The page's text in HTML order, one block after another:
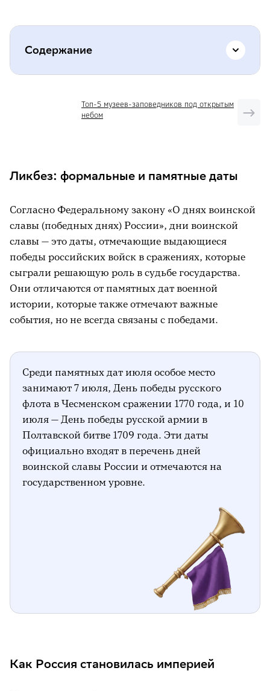
Содержание
Как Россия становилась империей
Крах империи и гибель царской семьи:
Наша история, которую важно помнить
Топ-5 музеев-заповедников под открытым
небом
Ликбез: формальные и памятные даты
Согласно Федеральному закону «О днях воинской
славы (победных днях) России», дни воинской
славы — это даты, отмечающие выдающиеся
победы российских войск в сражениях, которые
сыграли решающую роль в судьбе государства.
Они отличаются от памятных дат военной
истории, которые также отмечают важные
события, но не всегда связаны с победами.
Среди памятных дат июля особое место
занимают 7 июля, День победы русского
флота в Чесменском сражении 1770 года, и 10
июля — День победы русской армии в
Полтавской битве 1709 года. Эти даты
официально входят в перечень дней
воинской славы России и отмечаются на
государственном уровне.
Как Россия становилась империей